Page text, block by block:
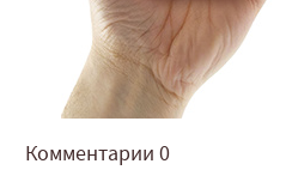
Комментарии 0